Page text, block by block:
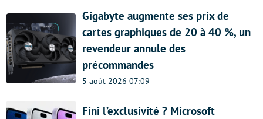
Gigabyte augmente ses prix de
cartes graphiques de 20 à 40 %, un
revendeur annule des
précommandes
5 août 2026 07:09
Fini l’exclusivité ? Microsoft